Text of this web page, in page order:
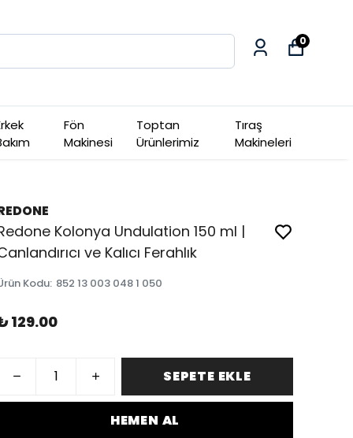
Fön
Makinesi
Toptan
Ürünlerimiz
Tıraş
Makineleri
0
Kolonya Undulation 150 ml |
ve Kalıcı Ferahlık
Kodu: 852 13 003 048 1 050
129.00
SEPETE EKLE
HEMEN AL